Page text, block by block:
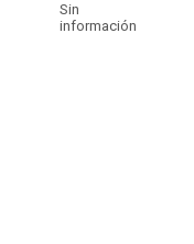
Sin
información